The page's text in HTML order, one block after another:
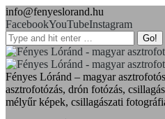
info@fenyeslorand.hu
FacebookYouTubeInstagram
Fényes Lóránd – magyar asztrofotós
asztrofotózás, drón fotózás,
mélyűr képek, csillagászati